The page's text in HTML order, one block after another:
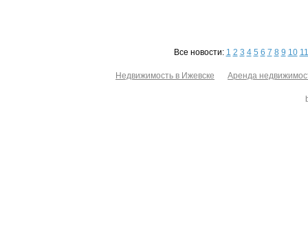
Все новости: 1 2 3 4 5 6 7 8 9 10 11
Недвижимость в Ижевске Аренда